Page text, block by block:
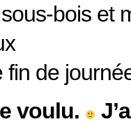
bois et
fin de
voulu.